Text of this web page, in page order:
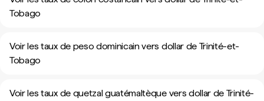
Tobago
Voir les taux de peso dominicain vers dollar de Trinité-et-
Tobago
Voir les taux de quetzal guatémaltèque vers dollar de Trinité-